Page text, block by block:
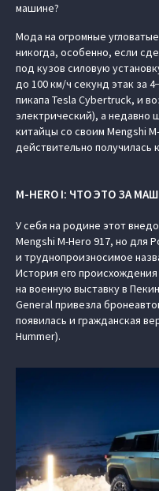
машине?
Мода на огромные
никогда, особенно, если
под кузов силовую
до 100 км/ч секунд этак за
пикапа Tesla Cybertruck, и
электрический), а недавно
китайцы со своим Mengshi
действительно получилась
M-HERO I: ЧТО ЭТО ЗА
У себя на родине этот
Mengshi M-Hero 917, но для
и труднопроизносимое
История его происхождения
на военную выставку в
General привезла
появилась и гражданская
Hummer).